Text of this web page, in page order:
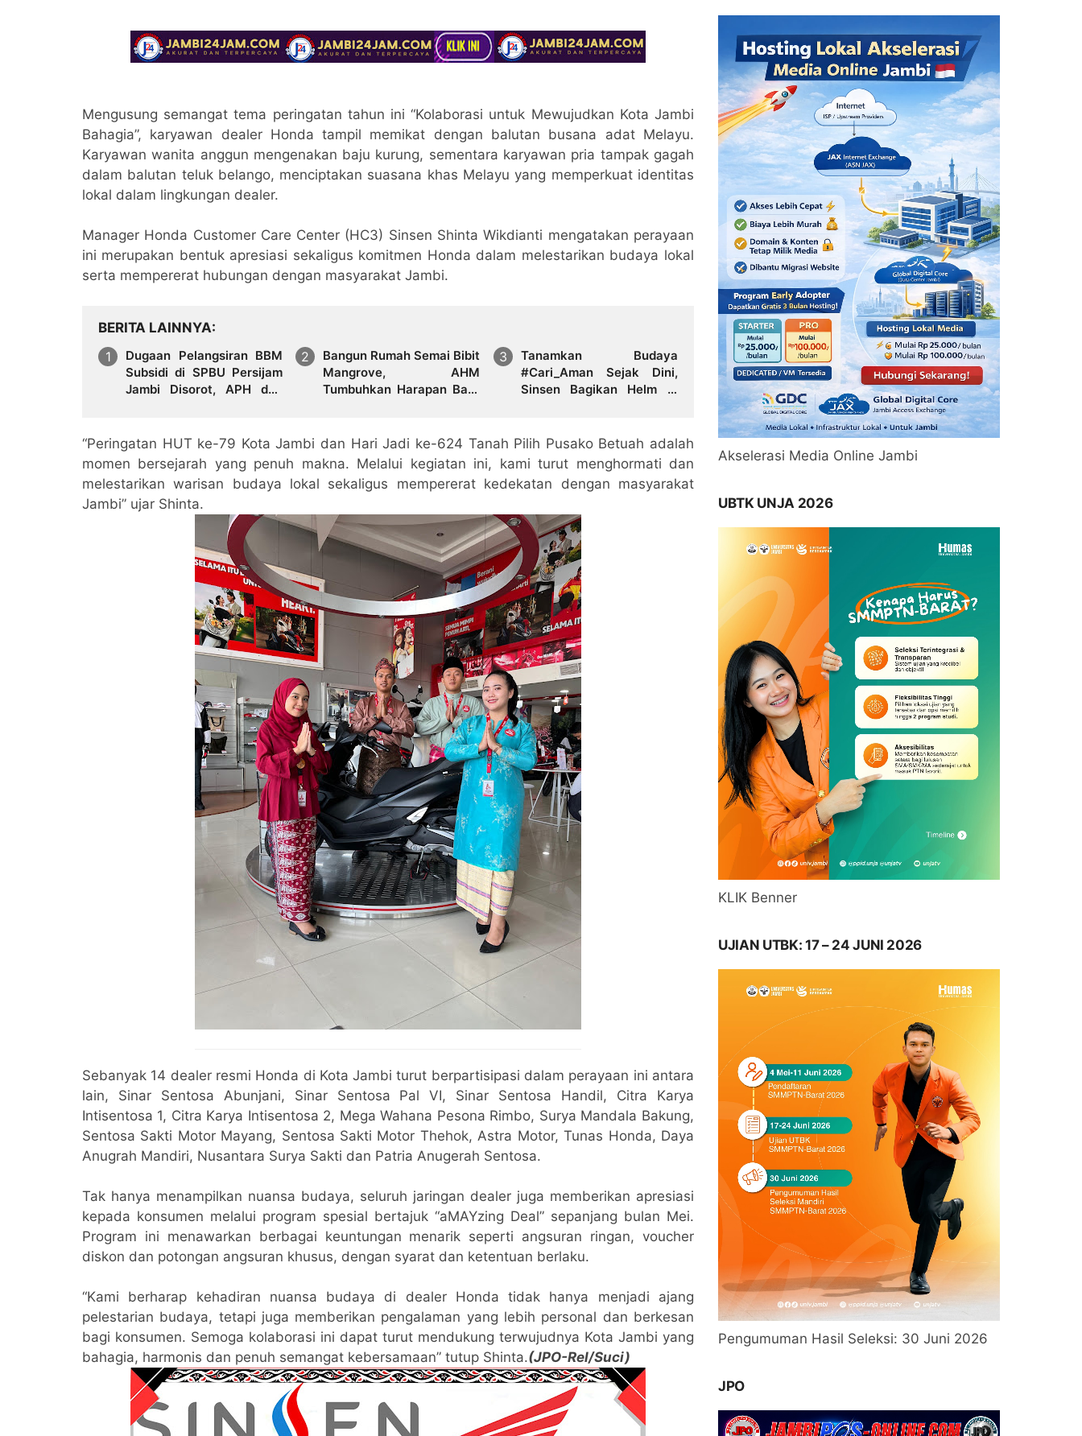
Mengusung semangat tema peringatan tahun ini “Kolaborasi untuk Mewujudkan Kota Jambi
Bahagia”, karyawan dealer Honda tampil memikat dengan balutan busana adat Melayu.
Karyawan wanita anggun mengenakan baju kurung, sementara karyawan pria tampak gagah
dalam balutan teluk belango, menciptakan suasana khas Melayu yang memperkuat identitas
lokal dalam lingkungan dealer.
Manager Honda Customer Care Center (HC3) Sinsen Shinta Wikdianti mengatakan perayaan
ini merupakan bentuk apresiasi sekaligus komitmen Honda dalam melestarikan budaya lokal
serta mempererat hubungan dengan masyarakat Jambi.
BERITA LAINNYA
Dugaan Pelangsiran BBM
Subsidi di SPBU Persijam
Jambi Disorot, APH dan
Bangun Rumah Semai Bibit
Mangrove, AHM
Tumbuhkan Harapan Baru
Tanamkan Budaya
#Cari_Aman Sejak Dini,
Sinsen Bagikan Helm di
“Peringatan HUT ke-79 Kota Jambi dan Hari Jadi ke-624 Tanah Pilih Pusako Betuah adalah
momen bersejarah yang penuh makna. Melalui kegiatan ini, kami turut menghormati dan
melestarikan warisan budaya lokal sekaligus mempererat kedekatan dengan masyarakat
Jambi” ujar Shinta.
Sebanyak 14 dealer resmi Honda di Kota Jambi turut berpartisipasi dalam perayaan ini antara
lain, Sinar Sentosa Abunjani, Sinar Sentosa Pal VI, Sinar Sentosa Handil, Citra Karya
Intisentosa 1, Citra Karya Intisentosa 2, Mega Wahana Pesona Rimbo, Surya Mandala Bakung,
Sentosa Sakti Motor Mayang, Sentosa Sakti Motor Thehok, Astra Motor, Tunas Honda, Daya
Anugrah Mandiri, Nusantara Surya Sakti dan Patria Anugerah Sentosa.
Tak hanya menampilkan nuansa budaya, seluruh jaringan dealer juga memberikan apresiasi
kepada konsumen melalui program spesial bertajuk “aMAYzing Deal” sepanjang bulan Mei.
Program ini menawarkan berbagai keuntungan menarik seperti angsuran ringan, voucher
diskon dan potongan angsuran khusus, dengan syarat dan ketentuan berlaku.
“Kami berharap kehadiran nuansa budaya di dealer Honda tidak hanya menjadi ajang
pelestarian budaya, tetapi juga memberikan pengalaman yang lebih personal dan berkesan
bagi konsumen. Semoga kolaborasi ini dapat turut mendukung terwujudnya Kota Jambi yang
bahagia, harmonis dan penuh semangat kebersamaan” tutup Shinta.(JPO-Rel/Suci)
Akselerasi Media Online Jambi
UBTK UNJA 2026
KLIK Benner
UJIAN UTBK: 17 – 24 JUNI 2026
Pengumuman Hasil Seleksi: 30 Juni 2026
JPO